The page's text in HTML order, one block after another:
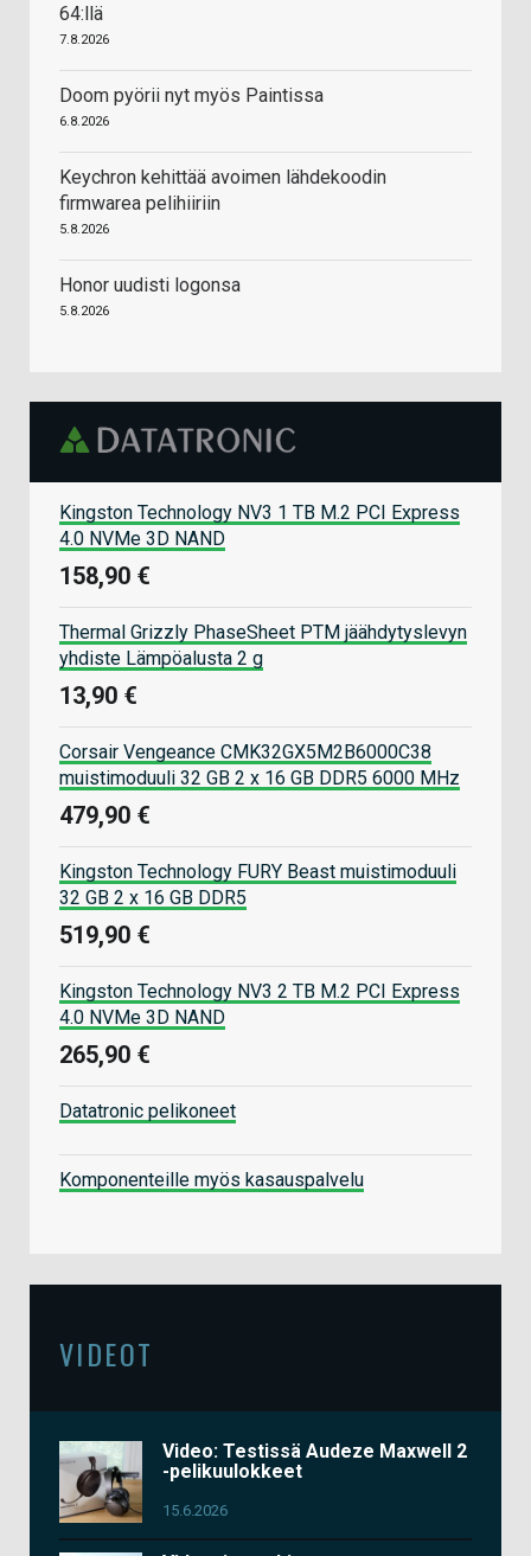
64:llä
7.8.2026
Doom pyörii nyt myös Paintissa
6.8.2026
Keychron kehittää avoimen lähdekoodin
firmwarea pelihiiriin
5.8.2026
Honor uudisti logonsa
5.8.2026
Kingston Technology NV3 1 TB M.2 PCI Express
4.0 NVMe 3D NAND
158,90 €
Thermal Grizzly PhaseSheet PTM jäähdytyslevyn
yhdiste Lämpöalusta 2 g
13,90 €
Corsair Vengeance CMK32GX5M2B6000C38
muistimoduuli 32 GB 2 x 16 GB DDR5 6000 MHz
479,90 €
Kingston Technology FURY Beast muistimoduuli
32 GB 2 x 16 GB DDR5
519,90 €
Kingston Technology NV3 2 TB M.2 PCI Express
4.0 NVMe 3D NAND
265,90 €
Datatronic pelikoneet
Komponenteille myös kasauspalvelu
VIDEOT
Video: Testissä Audeze Maxwell 2
-pelikuulokkeet
15.6.2026